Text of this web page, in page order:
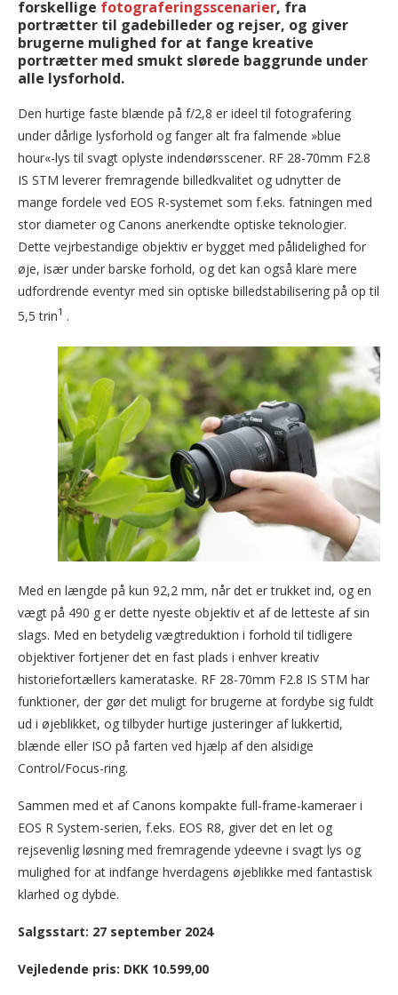
forskellige fotograferingsscenarier, fra
portrætter til gadebilleder og rejser, og giver
brugerne mulighed for at fange kreative
portrætter med smukt slørede baggrunde under
alle lysforhold.
Den hurtige faste blænde på f/2,8 er ideel til fotografering
under dårlige lysforhold og fanger alt fra falmende »blue
hour«-lys til svagt oplyste indendørsscener. RF 28-70mm F2.8
IS STM leverer fremragende billedkvalitet og udnytter de
mange fordele ved EOS R-systemet som f.eks. fatningen med
stor diameter og Canons anerkendte optiske teknologier.
Dette vejrbestandige objektiv er bygget med pålidelighed for
øje, især under barske forhold, og det kan også klare mere
udfordrende eventyr med sin optiske billedstabilisering på op til
5,5 trin1 .
Med en længde på kun 92,2 mm, når det er trukket ind, og en
vægt på 490 g er dette nyeste objektiv et af de letteste af sin
slags. Med en betydelig vægtreduktion i forhold til tidligere
objektiver fortjener det en fast plads i enhver kreativ
historiefortællers kamerataske. RF 28-70mm F2.8 IS STM har
funktioner, der gør det muligt for brugerne at fordybe sig fuldt
ud i øjeblikket, og tilbyder hurtige justeringer af lukkertid,
blænde eller ISO på farten ved hjælp af den alsidige
Control/Focus-ring.
Sammen med et af Canons kompakte full-frame-kameraer i
EOS R System-serien, f.eks. EOS R8, giver det en let og
rejsevenlig løsning med fremragende ydeevne i svagt lys og
mulighed for at indfange hverdagens øjeblikke med fantastisk
klarhed og dybde.
Salgsstart: 27 september 2024
Vejledende pris: DKK 10.599,00